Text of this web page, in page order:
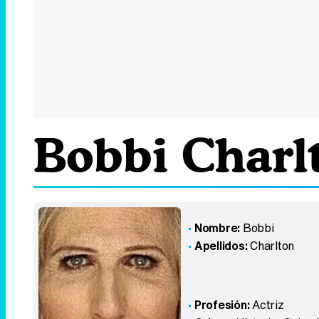
Bobbi
Nombre: Bobbi
Apellidos:Charlton
Profesión:Actriz